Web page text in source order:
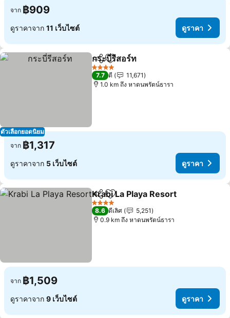
จาก ฿909
ดูราคาจาก 11 เว็บไซต์ ดูราคา
ตัวเลือกยอดนิยม
แชร์ เพิ่มในรายการโปรด
กระบี่รีสอร์ท
4 ดาว
7.7 ดี
11,671
1.0 km ถึง หาดนพรัตน์ธารา
จาก ฿1,317
ดูราคาจาก 5 เว็บไซต์ ดูราคา
แชร์ เพิ่มในรายการโปรด
Krabi La Playa Resort
4 ดาว
8.6 ดีเลิศ
5,251
0.9 km ถึง หาดนพรัตน์ธารา
จาก ฿1,509
ดูราคาจาก 9 เว็บไซต์ ดูราคา